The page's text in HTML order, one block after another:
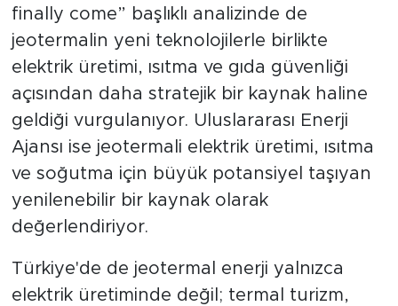
finally come” başlıklı analizinde de
jeotermalin yeni teknolojilerle birlikte
elektrik üretimi, ısıtma ve gıda güvenliği
açısından daha stratejik bir kaynak haline
geldiği vurgulanıyor. Uluslararası Enerji
Ajansı ise jeotermali elektrik üretimi, ısıtma
ve soğutma için büyük potansiyel taşıyan
yenilenebilir bir kaynak olarak
değerlendiriyor.
Türkiye'de de jeotermal enerji yalnızca
elektrik üretiminde değil; termal turizm,